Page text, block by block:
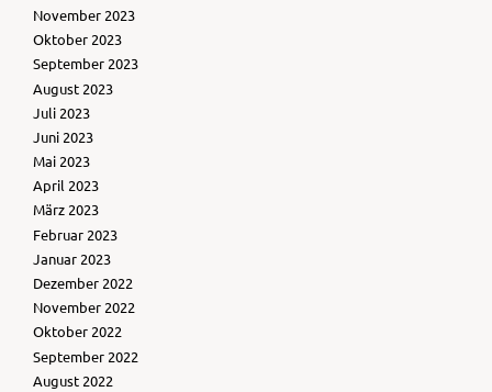
November 2023
Oktober 2023
September 2023
August 2023
Juli 2023
Juni 2023
Mai 2023
April 2023
März 2023
Februar 2023
Januar 2023
Dezember 2022
November 2022
Oktober 2022
September 2022
August 2022